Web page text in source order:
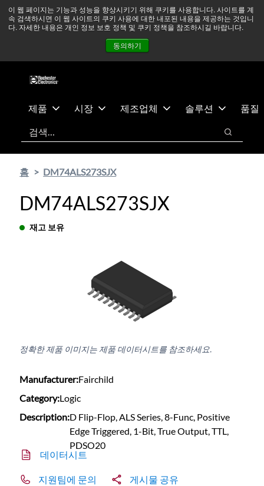
이 웹 페이지는 기능과 성능을 향상시키기 위해 쿠키를 사용합니다. 사이트를 계
속 검색하시면 이 웹 사이트의 쿠키 사용에 대한 내포된 내용을 제공하는 것입니
다. 자세한 내용은 개인 정보 보호 정책 및 쿠키 정책을 참조하시길 바랍니다.
동의하기
츠
건
중동 지역 상황을 지속적으로 주시하고 있으며, 모든 서비스는
정상적으로 운영되고 있습니다. 더 읽어보기 →
뉴스
문의하기
제품 시장 제조업체 솔루션
품질
검색
검색
홈 DM74ALS273SJX
DM74ALS273SJX
재고 보유
정확한 제품 이미지는 제품 데이터시트를 참조하세요.
Manufacturer:Fairchild
Category:Logic
Description:D Flip-Flop, ALS Series, 8-Func, Positive
Edge Triggered, 1-Bit, True Output, TTL,
PDSO20
데이터시트
지원팀에 문의 게시물 공유